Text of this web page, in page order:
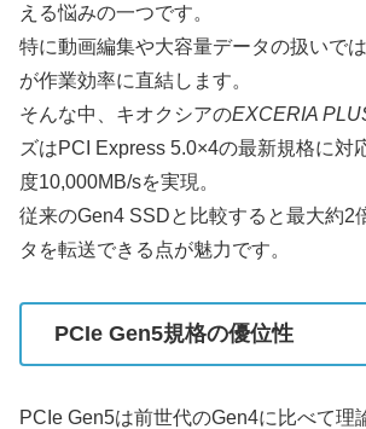
える悩みの一つです。
特に動画編集や大容量データの扱いで
が作業効率に直結します。
そんな中、キオクシアのEXCERIA
ズはPCI Express 5.0×4の最新規格に対
度10,000MB/sを実現。
従来のGen4 SSDと比較すると最大約2
タを転送できる点が魅力です。
PCIe Gen5規格の優位性
PCIe Gen5は前世代のGen4に比べて理